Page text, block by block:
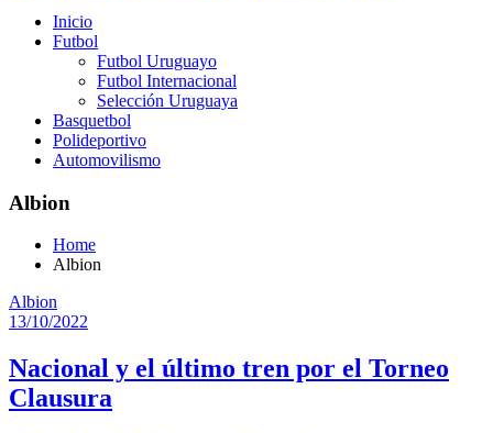
Inicio
Futbol
Futbol Uruguayo
Futbol Internacional
Selección Uruguaya
Basquetbol
Polideportivo
Automovilismo
Albion
Home
Albion
Albion
13/10/2022
Nacional y el último tren por el Torneo
Clausura